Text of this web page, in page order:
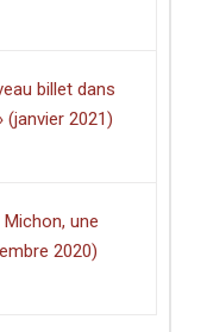
billet dans
(janvier 2021)
Michon, une
2020)